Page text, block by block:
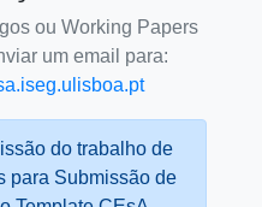
ou Working Papers
um email para:
do trabalho de
para Submissão de